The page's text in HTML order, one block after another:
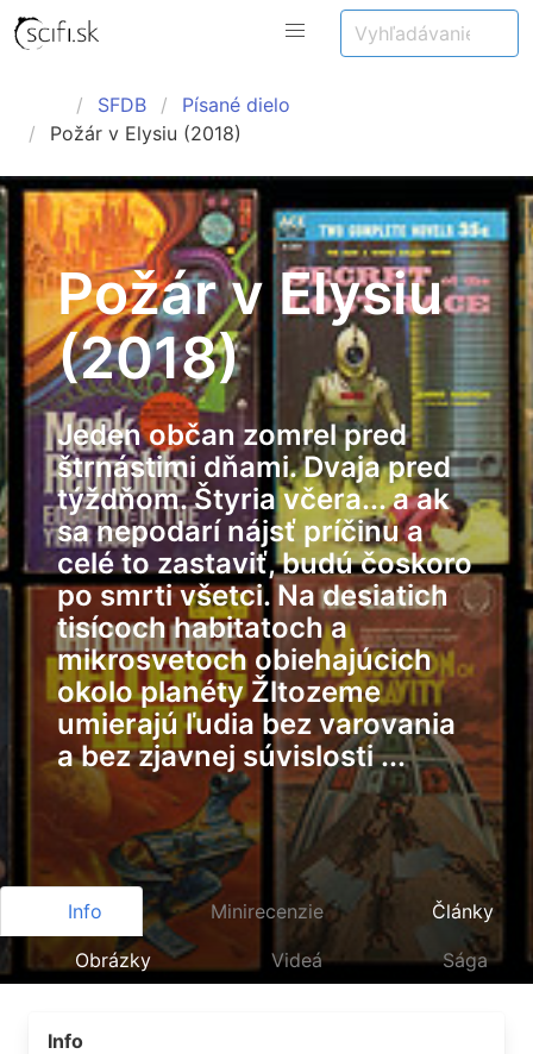
SFDB
Písané dielo
Požár v Elysiu (2018)
Požár v Elysiu
(2018)
Jeden občan zomrel pred
štrnástimi dňami. Dvaja pred
týždňom. Štyria včera... a ak
sa nepodarí nájsť príčinu a
celé to zastaviť, budú čoskoro
po smrti všetci. Na desiatich
tisícoch habitatoch a
mikrosvetoch obiehajúcich
okolo planéty Žltozeme
umierajú ľudia bez varovania
a bez zjavnej súvislosti ...
Info Minirecenzie Články
Obrázky Videá Sága
Info